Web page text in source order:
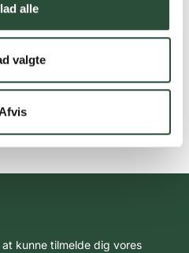
alle
valgte
Afvis
kunne tilmelde dig vores